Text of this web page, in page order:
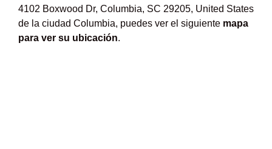
4102 Boxwood Dr, Columbia, SC 29205, United States
de la ciudad Columbia, puedes ver el siguiente mapa
para ver su ubicación.